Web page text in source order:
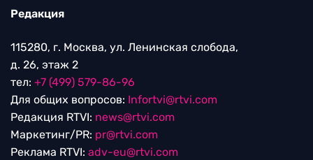
Редакция
115280, г. Москва, ул. Ленинская слобода,
д. 26, этаж 2
тел: +7 (499) 579-86-96
Для общих вопросов: Infortvi@rtvi.com
Редакция RTVI: news@rtvi.com
Маркетинг/PR: pr@rtvi.com
Реклама RTVI: adv-eu@rtvi.com